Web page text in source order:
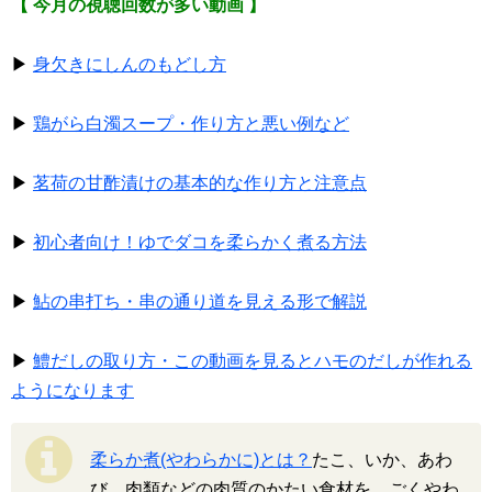
【 今月の視聴回数が多い動画 】
▶ 身欠きにしんのもどし方
▶ 鶏がら白濁スープ・作り方と悪い例など
▶ 茗荷の甘酢漬けの基本的な作り方と注意点
▶ 初心者向け！ゆでダコを柔らかく煮る方法
▶ 鮎の串打ち・串の通り道を見える形で解説
▶ 鱧だしの取り方・この動画を見るとハモのだしが作れる
ようになります
柔らか煮(やわらかに)とは？ たこ、いか、あわ